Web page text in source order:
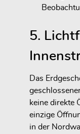
5.
Das
keine direkte
einzige
in der